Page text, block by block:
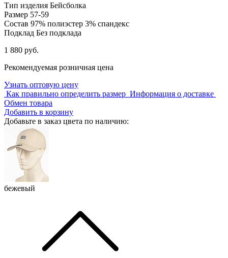
Тип изделия Бейсболка
Размер 57-59
Состав 97% полиэстер 3% спандекс
Подклад Без подклада
1 880 руб.
Рекомендуемая розничная цена
Узнать оптовую цену
Как правильно определить размер Информация о доставке
Обмен товара
Добавить в корзину
Добавьте в заказ цвета по наличию:
бежевый